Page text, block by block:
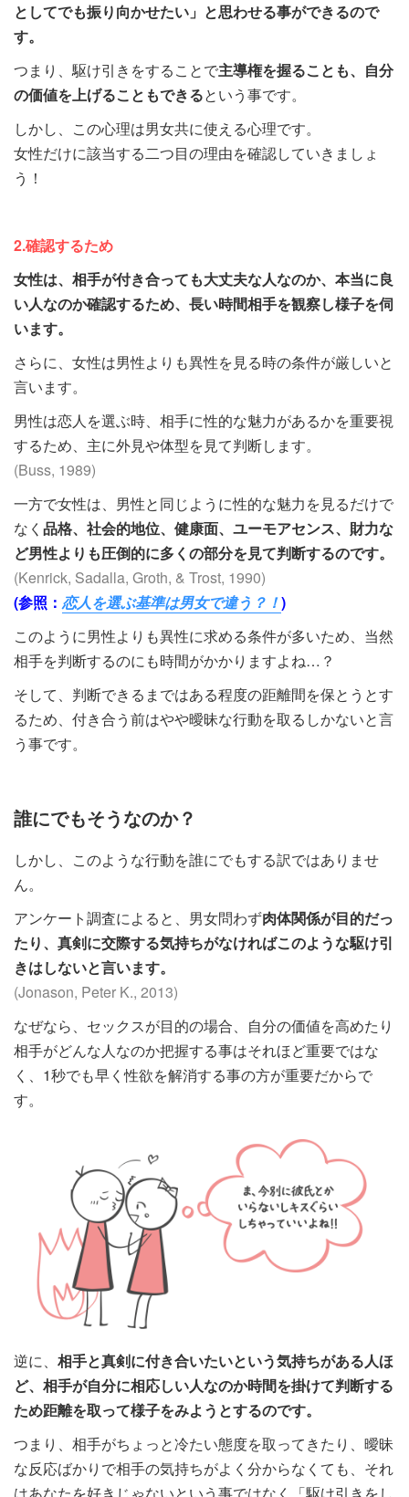
としてでも振り向かせたい」と思わせる事ができるので
す。
つまり、駆け引きをすることで主導権を握ることも、自分
の価値を上げることもできるという事です。
しかし、この心理は男女共に使える心理です。
女性だけに該当する二つ目の理由を確認していきましょ
う！
2.確認するため
女性は、相手が付き合っても大丈夫な人なのか、本当に良
い人なのか確認するため、長い時間相手を観察し様子を伺
います。
さらに、女性は男性よりも異性を見る時の条件が厳しいと
言います。
男性は恋人を選ぶ時、相手に性的な魅力があるかを重要視
するため、主に外見や体型を見て判断します。
(Buss, 1989)
一方で女性は、男性と同じように性的な魅力を見るだけで
なく 品格、社会的地位、健康面、ユーモアセンス、財力な
ど男性よりも圧倒的に多くの部分を見て判断するのです。
(Kenrick, Sadalla, Groth, & Trost, 1990)
(参照： 恋人を選ぶ基準は男女で違う？！)
このように男性よりも異性に求める条件が多いため、当然
相手を判断するのにも時間がかかりますよね…？
そして、判断できるまではある程度の距離間を保とうとす
るため、付き合う前はやや曖昧な行動を取るしかないと言
う事です。
誰にでもそうなのか？
しかし、このような行動を誰にでもする訳ではありませ
ん。
アンケート調査によると、男女問わず肉体関係が目的だっ
たり、真剣に交際する気持ちがなければこのような駆け引
きはしないと言います。
(Jonason, Peter K., 2013)
なぜなら、セックスが目的の場合、自分の価値を高めたり
相手がどんな人なのか把握する事はそれほど重要ではな
く、1秒でも早く性欲を解消する事の方が重要だからで
す。
逆に、 相手と真剣に付き合いたいという気持ちがある人ほ
ど、相手が自分に相応しい人なのか時間を掛けて判断する
ため距離を取って様子をみようとするのです。
つまり、相手がちょっと冷たい態度を取ってきたり、曖昧
な反応ばかりで相手の気持ちがよく分からなくても、それ